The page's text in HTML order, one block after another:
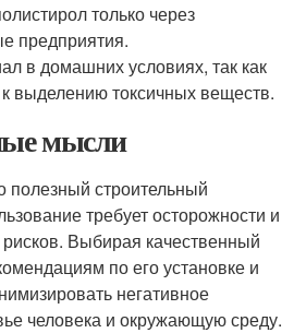
только через
предприятия.
в домашних условиях, так как
выделению токсичных веществ.
мысли
строительный
требует осторожности и
Выбирая качественный
по его установке и
негативное
человека и окружающую среду.